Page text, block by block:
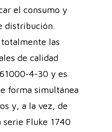
el consumo y
distribución.
las
de calidad
4-30 y es
forma simultánea
y, a la vez, de
Fluke 1740